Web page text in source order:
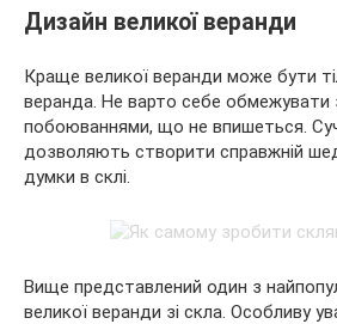
Дизайн великої веранди
Краще великої веранди може бути
веранда. Не варто себе обмежувати
побоюваннями, що не впишеться.
дозволяють створити справжній
думки в склі.
Вище представлений один з
великої веранди зі скла. Особливу